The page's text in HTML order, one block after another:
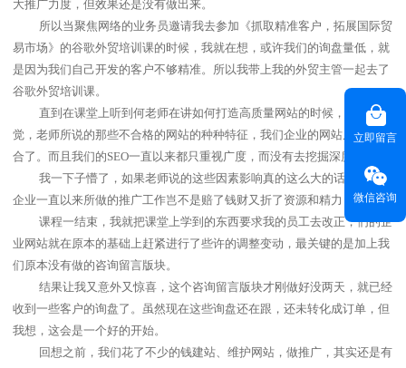
大推广力度，但效果还是没有做出来。
所以当聚焦网络的业务员邀请我去参加《抓取精准客户，拓展国际贸
易市场》的谷歌外贸培训课的时候，我就在想，或许我们的询盘量低，就
是因为我们自己开发的客户不够精准。所以我带上我的外贸主管一起去了
谷歌外贸培训课。
直到在课堂上听到何老师在讲如何打造高质量网站的时候，我才惊
觉，老师所说的那些不合格的网站的种种特征，我们企业的网站居然全符
合了。而且我们的SEO一直以来都只重视广度，而没有去挖掘深度。
我一下子懵了，如果老师说的这些因素影响真的这么大的话，那我们
企业一直以来所做的推广工作岂不是赔了钱财又折了资源和精力？
课程一结束，我就把课堂上学到的东西要求我的员工去改正，们的企
业网站就在原本的基础上赶紧进行了些许的调整变动，最关键的是加上我
们原本没有做的咨询留言版块。
结果让我又意外又惊喜，这个咨询留言版块才刚做好没两天，就已经
收到一些客户的询盘了。虽然现在这些询盘还在跟，还未转化成订单，但
我想，这会是一个好的开始。
回想之前，我们花了不少的钱建站、维护网站，做推广，其实还是有
立即留言
微信咨询